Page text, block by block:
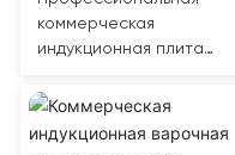
коммерческая
индукционная плита
Вт AM-CD506W